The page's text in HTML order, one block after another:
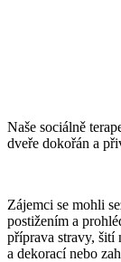
Naše sociálně
dveře dokořán a
Zájemci se mohli
postižením a
příprava stravy, šití
a dekorací nebo